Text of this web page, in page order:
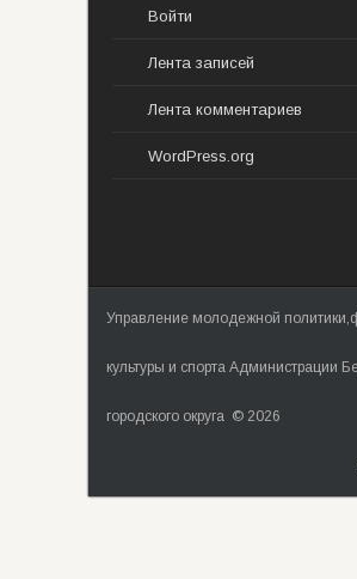
Войти
Лента записей
Лента комментариев
WordPress.org
Управление молодежной
культуры и спорта Администрации
городского округа © 2026